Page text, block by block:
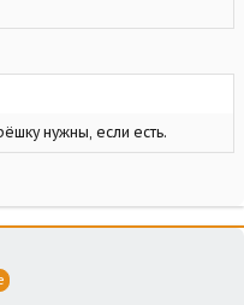
нужны, если есть.